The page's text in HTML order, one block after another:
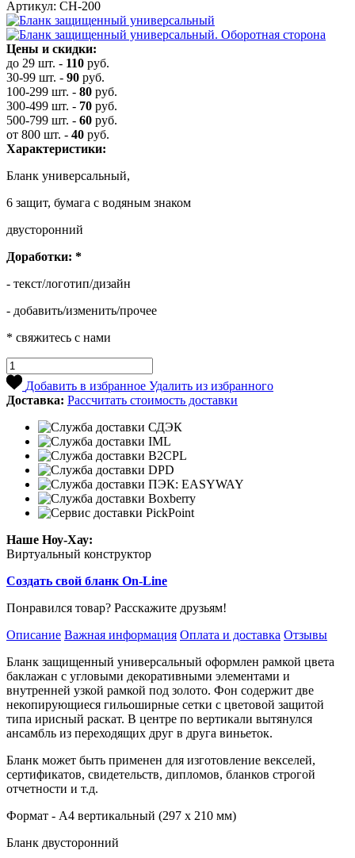
Артикул: СН-200
Цены и скидки:
до 29 шт. - 110 руб.
30-99 шт. - 90 руб.
100-299 шт. - 80 руб.
300-499 шт. - 70 руб.
500-799 шт. - 60 руб.
от 800 шт. - 40 руб.
Характеристики:
Бланк универсальный,
6 защит, бумага с водяным знаком
двусторонний
Доработки: *
- текст/логотип/дизайн
- добавить/изменить/прочее
* свяжитесь с нами
Добавить в избранное Удалить из избранного
Доставка: Рассчитать стоимость доставки
Наше Ноу-Хау:
Виртуальный конструктор
Создать свой бланк On-Line
Понравился товар? Расскажите друзьям!
Описание Важная информация Оплата и доставка Отзывы
Бланк защищенный универсальный оформлен рамкой цвета
баклажан с угловыми декоративными элементами и
внутренней узкой рамкой под золото. Фон содержит две
некопирующиеся гильоширные сетки с цветовой защитой
типа ирисный раскат. В центре по вертикали вытянулся
ансамбль из переходящих друг в друга виньеток.
Бланк может быть применен для изготовление векселей,
сертификатов, свидетельств, дипломов, бланков строгой
отчетности и т.д.
Формат - А4 вертикальный (297 х 210 мм)
Бланк двусторонний